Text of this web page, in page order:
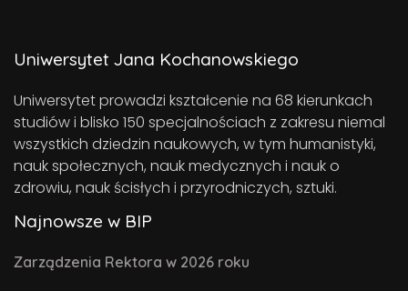
Uniwersytet Jana Kochanowskiego
Uniwersytet prowadzi kształcenie na 68 kierunkach
studiów i blisko 150 specjalnościach z zakresu niemal
wszystkich dziedzin naukowych, w tym humanistyki,
nauk społecznych, nauk medycznych i nauk o
zdrowiu, nauk ścisłych i przyrodniczych, sztuki.
Najnowsze w BIP
Zarządzenia Rektora w 2026 roku